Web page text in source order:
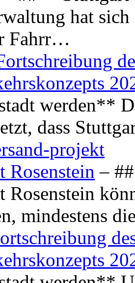
hat
Fahrr…
werden**
dass
projekt
Rosenstein –
Rosenstein
mindestens